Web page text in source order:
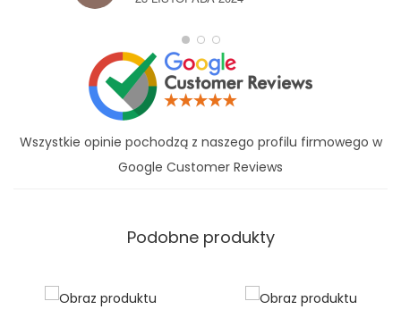
Wszystkie opinie pochodzą z naszego profilu firmowego w
Google Customer Reviews
Podobne produkty